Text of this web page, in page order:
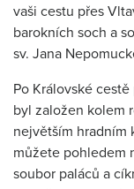
vaši cestu přes
barokních soch a
sv. Jana
Po Královské
byl založen kolem
největším hradním
můžete pohledem
soubor paláců a